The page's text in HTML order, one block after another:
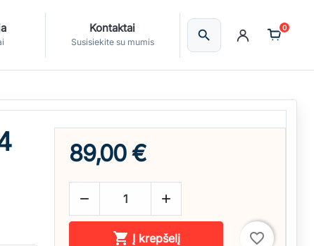
Kontaktai
Susisiekite su mumis searchIeškoti
0
89,00 €
 
 Į krepšelį favorite_border